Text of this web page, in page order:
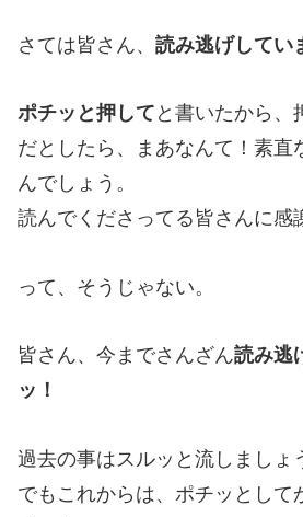
さては皆さん、 読み逃げしてい
ポチッと押して と書いたから、
だとしたら、まあなんて！素直
んでしょう。
読んでくださってる皆さんに感
って、そうじゃない。
皆さん、今までさんざん読み逃
ッ！
過去の事はスルッと流しましょ
でもこれからは、ポチッとして